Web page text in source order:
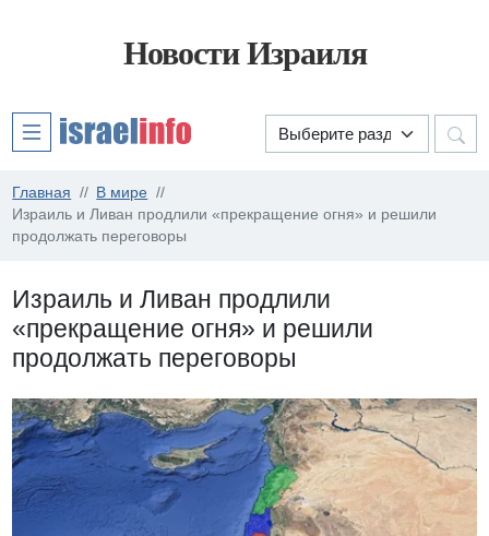
Новости Израиля
Главная
В мире
Израиль и Ливан продлили «прекращение огня» и решили
продолжать переговоры
Израиль и Ливан продлили
«прекращение огня» и решили
продолжать переговоры